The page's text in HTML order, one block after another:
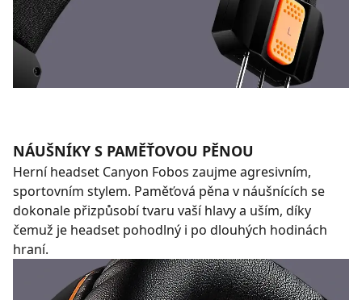
NÁUŠNÍKY S PAMĚŤOVOU PĚNOU
Herní headset Canyon Fobos zaujme agresivním,
sportovním stylem. Paměťová pěna v náušnících se
dokonale přizpůsobí tvaru vaší hlavy a uším, díky
čemuž je headset pohodlný i po dlouhých hodinách
hraní.